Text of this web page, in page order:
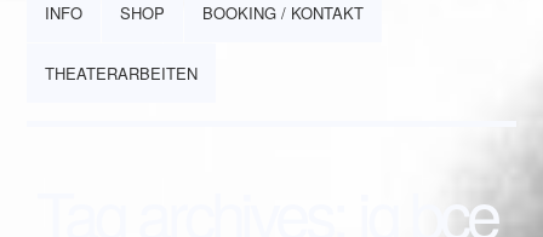
INFO SHOP BOOKING / KONTAKT
THEATERARBEITEN
ig bce